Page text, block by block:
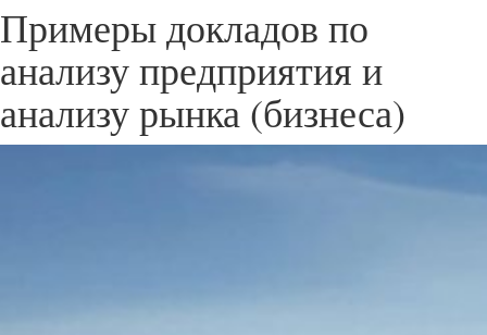
Примеры докладов по
анализу предприятия и
анализу рынка (бизнеса)